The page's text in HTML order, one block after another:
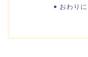
おわりに